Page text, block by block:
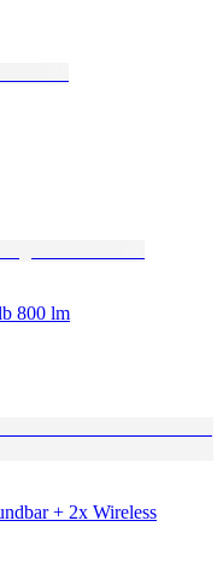
800 lm
+ 2x Wireless